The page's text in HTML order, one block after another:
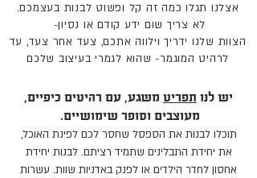
אצלנו תגלו כמה זה קל ופשוט לבנות בעצמכם.
לא צריך שום ידע קודם או נסיון-
הצוות שלנו ידריך וילווה אתכם, צעד אחר צעד, עד
לרהיט המוגמר- שהוא לגמרי בעיצוב שלכם
יש לנו תפריט משגע, עם רהיטים כיפיים,
מעוצבים וסופר שימושיים.
תוכלו לבנות את הספסל שחסר לכם לפינת האוכל,
את יחידת התבלינים שתמיד רציתם. לבנות יחידת
אחסון לחדר הילדים או לפנק באדניות שוות. עשרות